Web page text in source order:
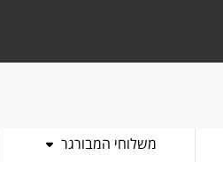
משלוחי המבורגר